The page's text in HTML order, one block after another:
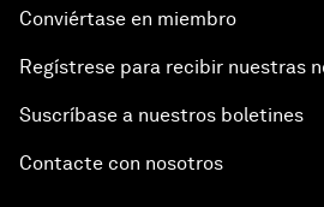
Conviértase en miembro
Regístrese para recibir nuestras
Suscríbase a nuestros boletines
Contacte con nosotros